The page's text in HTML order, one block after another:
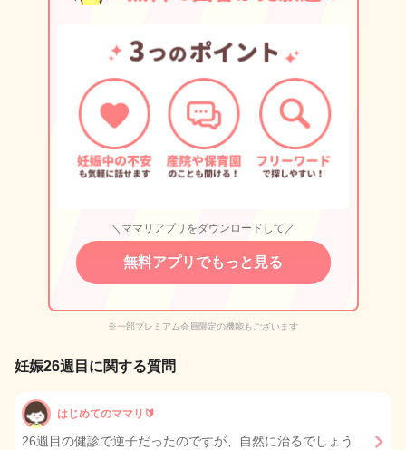
＼ママリアプリをダウンロードして／
無料アプリでもっと見る
※一部プレミアム会員限定の機能もございます
妊娠26週目に関する質問
はじめてのママリ🔰
26週目の健診で逆子だったのですが、自然に治るでしょう